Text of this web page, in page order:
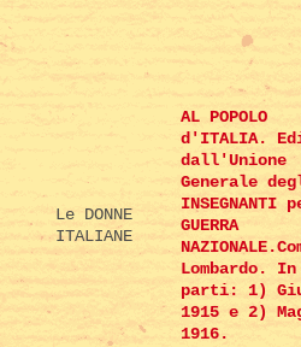
Le DONNE
ITALIANE
AL POPOLO
d'ITALIA.
dall'Unione
Generale
INSEGNANTI
GUERRA
Lombardo.
parti: 1)
1915 e 2)
1916.